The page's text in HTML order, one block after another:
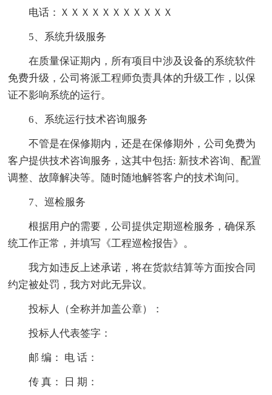
电话：ＸＸＸＸＸＸＸＸＸＸＸ
5、系统升级服务
在质量保证期内，所有项目中涉及设备的系统软件
免费升级，公司将派工程师负责具体的升级工作，以保
证不影响系统的运行。
6、系统运行技术咨询服务
不管是在保修期内，还是在保修期外，公司免费为
客户提供技术咨询服务，这其中包括: 新技术咨询、配置
调整、故障解决等。随时随地解答客户的技术询问。
7、巡检服务
根据用户的需要，公司提供定期巡检服务，确保系
统工作正常，并填写《工程巡检报告》。
我方如违反上述承诺，将在货款结算等方面按合同
约定被处罚，我方对此无异议。
投标人（全称并加盖公章）：
投标人代表签字：
邮 编： 电 话：
传 真： 日 期：